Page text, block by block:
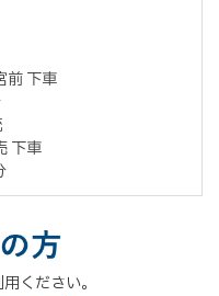
下車
下車
ください。